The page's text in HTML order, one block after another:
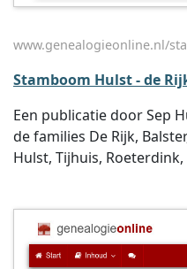
www.genealogieonline.nl/
Stamboom Hulst - de
Een publicatie door Sep
de families De Rijk,
Hulst, Tijhuis,